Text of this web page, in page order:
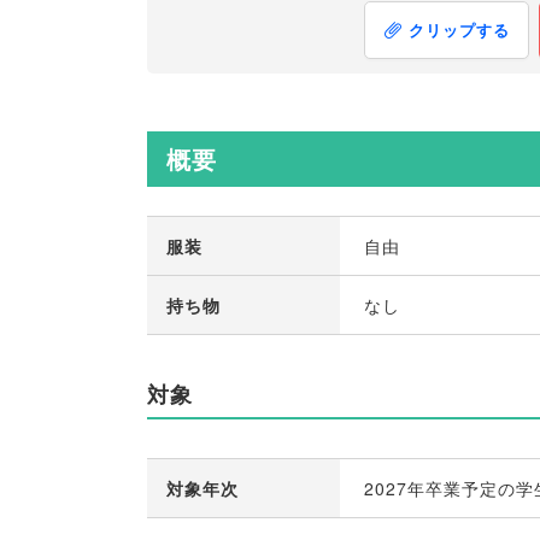
クリップする
概要
服装 自由
持ち物 なし
対象
対象年次 2027年卒業予定の学